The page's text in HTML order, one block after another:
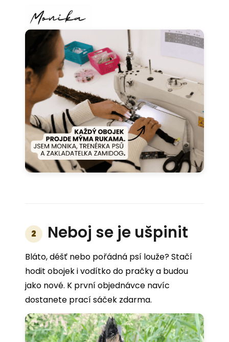
2 Neboj se je ušpinit
Bláto, déšť nebo pořádná psí louže? Stačí
hodit obojek i vodítko do pračky a budou
jako nové. K první objednávce navíc
dostanete prací sáček zdarma.